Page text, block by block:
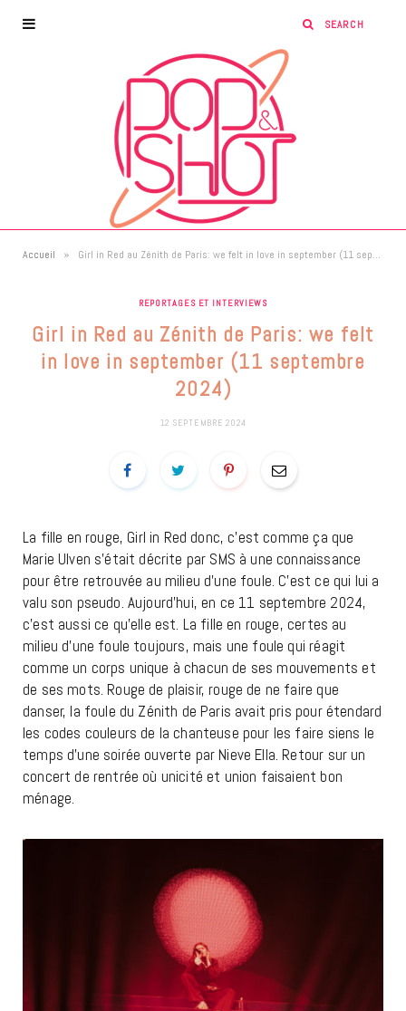
Accueil » Girl in Red au Zénith de Paris: we felt in love in september (11 septembre 2024)
REPORTAGES ET INTERVIEWS
Girl in Red au Zénith de Paris: we felt
in love in september (11 septembre
2024)
12 SEPTEMBRE 2024
La fille en rouge, Girl in Red donc, c’est comme ça que
Marie Ulven s’était décrite par SMS à une connaissance
pour être retrouvée au milieu d’une foule. C’est ce qui lui a
valu son pseudo. Aujourd’hui, en ce 11 septembre 2024,
c’est aussi ce qu’elle est. La fille en rouge, certes au
milieu d’une foule toujours, mais une foule qui réagit
comme un corps unique à chacun de ses mouvements et
de ses mots. Rouge de plaisir, rouge de ne faire que
danser, la foule du Zénith de Paris avait pris pour étendard
les codes couleurs de la chanteuse pour les faire siens le
temps d’une soirée ouverte par Nieve Ella. Retour sur un
concert de rentrée où unicité et union faisaient bon
ménage.